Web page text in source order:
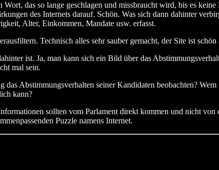
das so lange geschlagen und missbraucht wird, bis es
des Internets darauf. Schön. Was sich dann dahinter
Alter, Einkommen, Mandate usw. erfasst.
Technisch alles sehr sauber gemacht, der Site ist schön
ist. Ja, man kann sich ein Bild über das
mal sein.
Abstimmungsverhalten seiner Kandidaten beobachten?
kann?
sollten vom Parlament direkt kommen und nicht
Puzzle namens Internet.